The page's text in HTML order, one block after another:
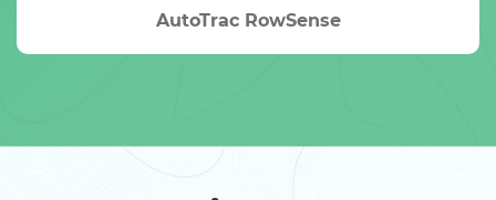
AutoTrac RowSense